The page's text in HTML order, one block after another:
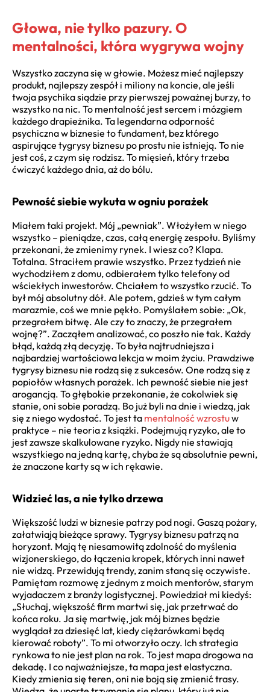
Głowa, nie tylko pazury. O
mentalności, która wygrywa wojny
Wszystko zaczyna się w głowie. Możesz mieć najlepszy
produkt, najlepszy zespół i miliony na koncie, ale jeśli
twoja psychika siądzie przy pierwszej poważnej burzy, to
wszystko na nic. To mentalność jest sercem i mózgiem
każdego drapieżnika. Ta legendarna odporność
psychiczna w biznesie to fundament, bez którego
aspirujące tygrysy biznesu po prostu nie istnieją. To nie
jest coś, z czym się rodzisz. To mięsień, który trzeba
ćwiczyć każdego dnia, aż do bólu.
Pewność siebie wykuta w ogniu porażek
Miałem taki projekt. Mój „pewniak”. Włożyłem w niego
wszystko – pieniądze, czas, całą energię zespołu. Byliśmy
przekonani, że zmienimy rynek. I wiesz co? Klapa.
Totalna. Straciłem prawie wszystko. Przez tydzień nie
wychodziłem z domu, odbierałem tylko telefony od
wściekłych inwestorów. Chciałem to wszystko rzucić. To
był mój absolutny dół. Ale potem, gdzieś w tym całym
marazmie, coś we mnie pękło. Pomyślałem sobie: „Ok,
przegrałem bitwę. Ale czy to znaczy, że przegrałem
wojnę?”. Zacząłem analizować, co poszło nie tak. Każdy
błąd, każdą złą decyzję. To była najtrudniejsza i
najbardziej wartościowa lekcja w moim życiu. Prawdziwe
tygrysy biznesu nie rodzą się z sukcesów. One rodzą się z
popiołów własnych porażek. Ich pewność siebie nie jest
arogancją. To głębokie przekonanie, że cokolwiek się
stanie, oni sobie poradzą. Bo już byli na dnie i wiedzą, jak
się z niego wydostać. To jest ta mentalność wzrostuw
praktyce – nie teoria z książki. Podejmują ryzyko, ale to
jest zawsze skalkulowane ryzyko. Nigdy nie stawiają
wszystkiego na jedną kartę, chyba że są absolutnie pewni,
że znaczone karty są w ich rękawie.
Widzieć las, a nie tylko drzewa
Większość ludzi w biznesie patrzy pod nogi. Gaszą pożary,
załatwiają bieżące sprawy. Tygrysy biznesu patrzą na
horyzont. Mają tę niesamowitą zdolność do myślenia
wizjonerskiego, do łączenia kropek, których inni nawet
nie widzą. Przewidują trendy, zanim staną się oczywiste.
Pamiętam rozmowę z jednym z moich mentorów, starym
wyjadaczem z branży logistycznej. Powiedział mi kiedyś:
„Słuchaj, większość firm martwi się, jak przetrwać do
końca roku. Ja się martwię, jak mój biznes będzie
wyglądał za dziesięć lat, kiedy ciężarówkami będą
kierować roboty”. To mi otworzyło oczy. Ich strategia
rynkowa to nie jest plan na rok. To jest mapa drogowa na
dekadę. I co najważniejsze, ta mapa jest elastyczna.
Kiedy zmienia się teren, oni nie boją się zmienić trasy.